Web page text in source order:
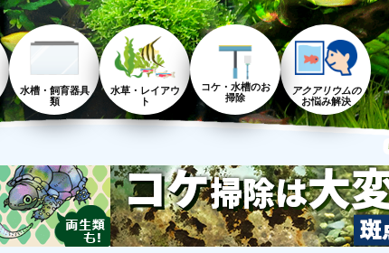
水槽・飼育器具
類
水草・レイアウ
ト
コケ・水槽のお
掃除
アクアリウムの
お悩み解決